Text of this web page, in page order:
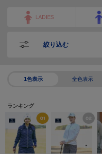
LADIES
絞り込む
1色表示 全色表示
ランキング